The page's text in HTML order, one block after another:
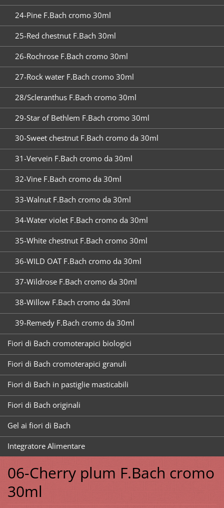
24-Pine F.Bach cromo 30ml
25-Red chestnut F.Bach 30ml
26-Rochrose F.Bach cromo 30ml
27-Rock water F.Bach cromo 30ml
28/Scleranthus F.Bach cromo 30ml
29-Star of Bethlem F.Bach cromo 30ml
30-Sweet chestnut F.Bach cromo da 30ml
31-Vervein F.Bach cromo da 30ml
32-Vine F.Bach cromo da 30ml
33-Walnut F.Bach cromo da 30ml
34-Water violet F.Bach cromo da 30ml
35-White chestnut F.Bach cromo 30ml
36-WILD OAT F.Bach cromo da 30ml
37-Wildrose F.Bach cromo da 30ml
38-Willow F.Bach cromo da 30ml
39-Remedy F.Bach cromo da 30ml
Fiori di Bach cromoterapici biologici
Fiori di Bach cromoterapici granuli
Fiori di Bach in pastiglie masticabili
Fiori di Bach originali
Gel ai fiori di Bach
Integratore Alimentare
06-Cherry plum F.Bach cromo
30ml